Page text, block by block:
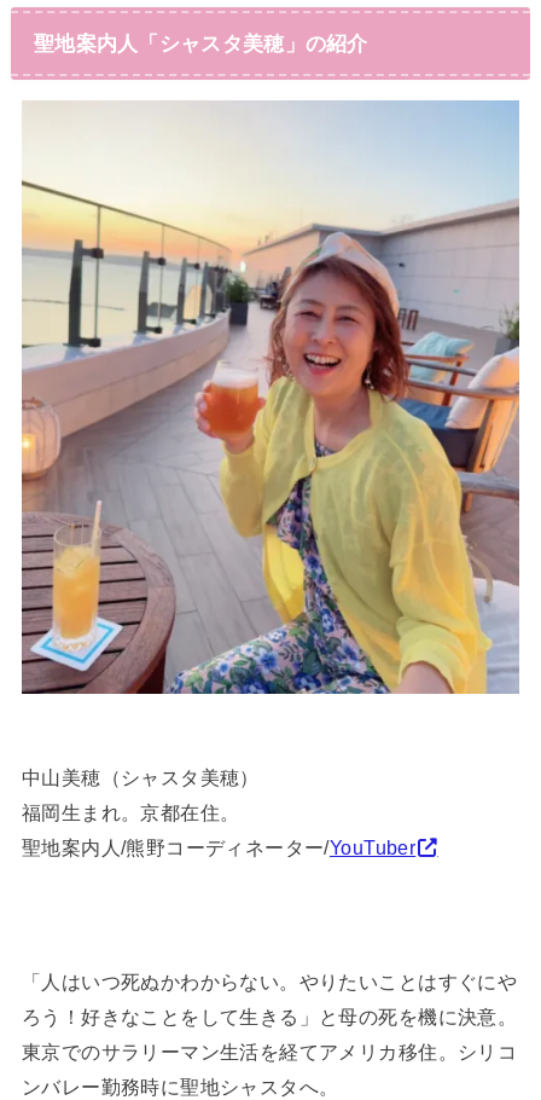
聖地案内人「シャスタ美穂」の紹介
中山美穂（シャスタ美穂）
福岡生まれ。京都在住。
聖地案内人/熊野コーディネーター/YouTuber
「人はいつ死ぬかわからない。やりたいことはすぐにや
ろう！好きなことをして生きる」と母の死を機に決意。
東京でのサラリーマン生活を経てアメリカ移住。シリコ
ンバレー勤務時に聖地シャスタへ。